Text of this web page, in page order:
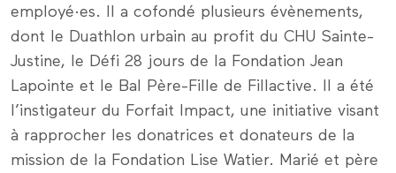
employé·es. Il a cofondé plusieurs évènements,
dont le Duathlon urbain au profit du CHU Sainte-
Justine, le Défi 28 jours de la Fondation Jean
Lapointe et le Bal Père-Fille de Fillactive. Il a été
l’instigateur du Forfait Impact, une initiative visant
à rapprocher les donatrices et donateurs de la
mission de la Fondation Lise Watier. Marié et père